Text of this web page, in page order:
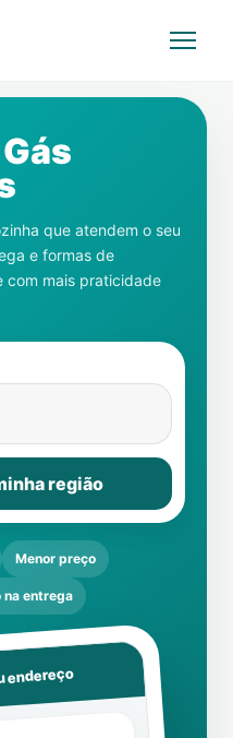
que atendem o seu
e formas de
com mais praticidade
região
Menor preço
na entrega
endereço